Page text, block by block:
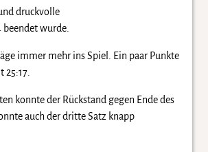
druckvolle
beendet wurde.
immer mehr ins Spiel. Ein paar Punkte
25:17.
konnte der Rückstand gegen Ende des
auch der dritte Satz knapp